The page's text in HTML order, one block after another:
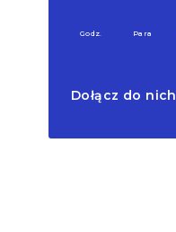
Godz. Para
Dołącz do nich